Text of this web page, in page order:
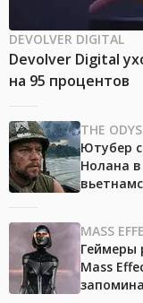
DEVOLVER DIGITAL
Devolver Digital
на 95 процентов
THE
Ютубер
Нолана в
MASS
Геймеры
Mass